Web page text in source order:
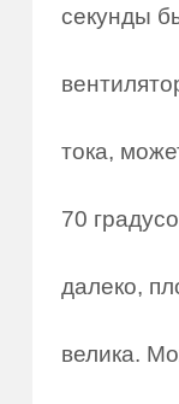
секунды
тока,
70
далеко,
велика.